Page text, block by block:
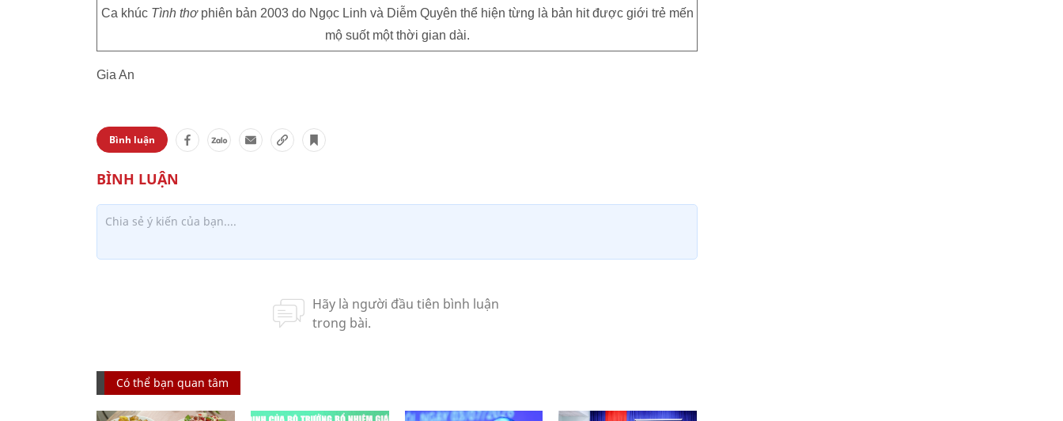
Ca khúc Tình thơphiên bản 2003 do Ngọc Linh và Diễm Quyên thể hiện từng là bản hit được giới trẻ mến
mộ suốt một thời gian dài.
Gia An
Bình luận
Có thể bạn quan tâm